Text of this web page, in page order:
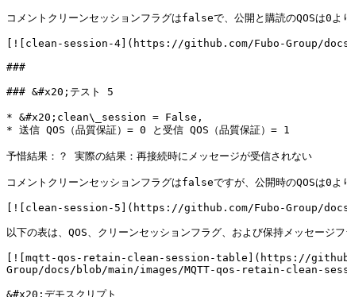
コメントクリーンセッションフラグはfalseで、公開と購読のQOSは0よ
[![clean-session-4](https://github.com/Fubo-Group/
###
### &#x20;テスト 5
* &#x20;clean\_session = False,
* 送信 QOS（品質保証）= 0 と受信 QOS（品質保証）= 1
予惜結果：？ 実際の結果：再接続時にメッセージが受信されない
コメントクリーンセッションフラグはfalseですが、公開時のQOSは0よ
[![clean-session-5](https://github.com/Fubo-Group/
以下の表は、QOS、クリーンセッションフラグ、および保持メッセージ
[![mqtt-qos-retain-clean-session-table](https://
Group/docs/blob/main/images/MQTT-qos-retain-clean-
&#x20;デモスクリプト